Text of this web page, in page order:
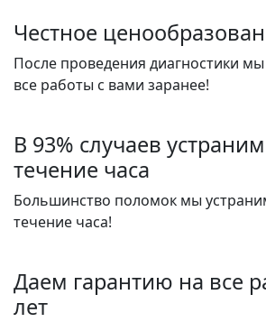
Честное
После проведения диагностики
все работы с вами заранее!
В 93% случаев
течение часа
Большинство поломок мы
течение часа!
Даем гарантию на все
лет